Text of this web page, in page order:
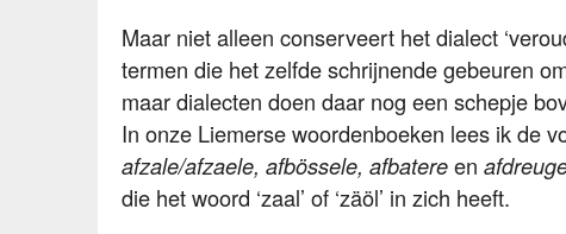
Maar niet alleen conserveert het dialect
termen die het zelfde schrijnende gebeuren
maar dialecten doen daar nog een schepje
In onze Liemerse woordenboeken lees ik de
afzale/afzaele, afbössele, afbatere en
die het woord ‘zaal’ of ‘zäöl’ in zich heeft.